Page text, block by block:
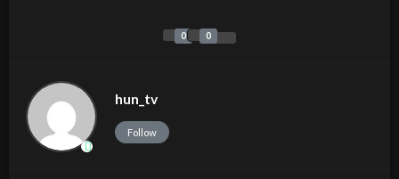
0 0
hun_tv
Follow